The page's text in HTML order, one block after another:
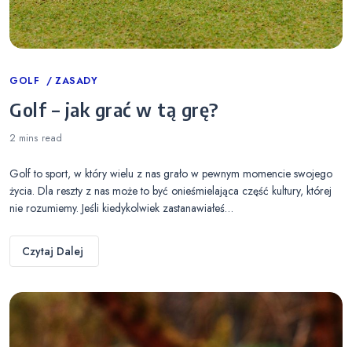
Categories
GOLF ZASADY
Golf – jak grać w tą grę?
2 mins read
Golf to sport, w który wielu z nas grało w pewnym momencie swojego
życia. Dla reszty z nas może to być onieśmielająca część kultury, której
nie rozumiemy. Jeśli kiedykolwiek zastanawiałeś…
Czytaj Dalej